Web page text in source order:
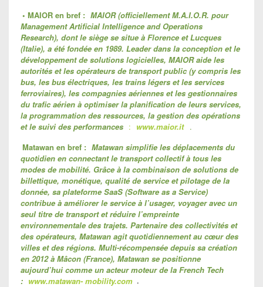
• MAIOR en bref : MAIOR (officiellement M.A.I.O.R. pour
Management Artificial Intelligence and Operations
Research), dont le siège se situe à Florence et Lucques
(Italie), a été fondée en 1989. Leader dans la conception et le
développement de solutions logicielles, MAIOR aide les
autorités et les opérateurs de transport public (y compris les
bus, les bus électriques, les trains légers et les services
ferroviaires), les compagnies aériennes et les gestionnaires
du trafic aérien à optimiser la planification de leurs services,
la programmation des ressources, la gestion des opérations
et le suivi des performances : www.maior.it .
Matawan en bref : Matawan simplifie les déplacements du
quotidien en connectant le transport collectif à tous les
modes de mobilité. Grâce à la combinaison de solutions de
billettique, monétique, qualité de service et pilotage de la
donnée, sa plateforme SaaS (Software as a Service)
contribue à améliorer le service à l’usager, voyager avec un
seul titre de transport et réduire l’empreinte
environnementale des trajets. Partenaire des collectivités et
des opérateurs, Matawan agit quotidiennement au cœur des
villes et des régions. Multi-récompensée depuis sa création
en 2012 à Mâcon (France), Matawan se positionne
aujourd’hui comme un acteur moteur de la French Tech
: www.matawan- mobility.com .